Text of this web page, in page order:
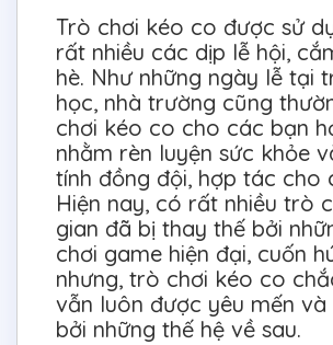
Trò chơi kéo co được sử
rất nhiều các dịp lễ hội,
hè. Như những ngày lễ tại
học, nhà trường cũng
chơi kéo co cho các bạn
nhằm rèn luyện sức khỏe
tính đồng đội, hợp tác cho
Hiện nay, có rất nhiều trò
gian đã bị thay thế bởi
chơi game hiện đại, cuốn
nhưng, trò chơi kéo co
vẫn luôn được yêu mến và
bởi những thế hệ về sau.